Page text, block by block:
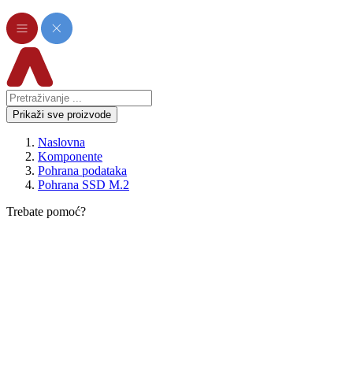
Prikaži sve proizvode
Naslovna
Komponente
Pohrana podataka
Pohrana SSD M.2
Trebate pomoć?